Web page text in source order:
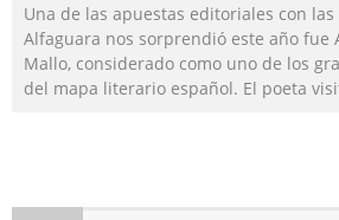
Una de las apuestas editoriales con
Alfaguara nos sorprendió este año fue
Mallo, considerado como uno de los
del mapa literario español. El poeta